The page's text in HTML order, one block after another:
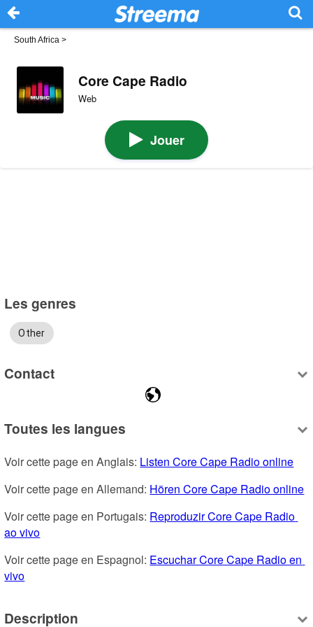
South Africa >
Core Cape Radio
Web
Jouer
Les genres
Other
Contact
Toutes les langues
Voir cette page en Anglais: Listen Core Cape Radio online
Voir cette page en Allemand: Hören Core Cape Radio online
Voir cette page en Portugais: Reproduzir Core Cape Radio
ao vivo
Voir cette page en Espagnol: Escuchar Core Cape Radio en
vivo
Description